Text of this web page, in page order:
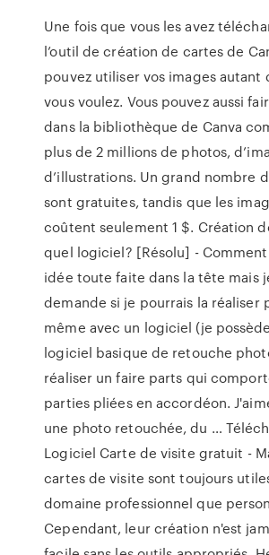
Une fois que vous les avez
l’outil de création de cartes de
pouvez utiliser vos images autant
vous voulez. Vous pouvez aussi
dans la bibliothèque de Canva
plus de 2 millions de photos,
d’illustrations. Un grand nombre
sont gratuites, tandis que les
coûtent seulement 1 $. Création
quel logiciel? [Résolu] - Comment
idée toute faite dans la tête mais
demande si je pourrais la réaliser
même avec un logiciel (je
logiciel basique de retouche
réaliser un faire parts qui
parties pliées en accordéon.
une photo retouchée, du …
Logiciel Carte de visite gratuit -
cartes de visite sont toujours
domaine professionnel que
Cependant, leur création n'est